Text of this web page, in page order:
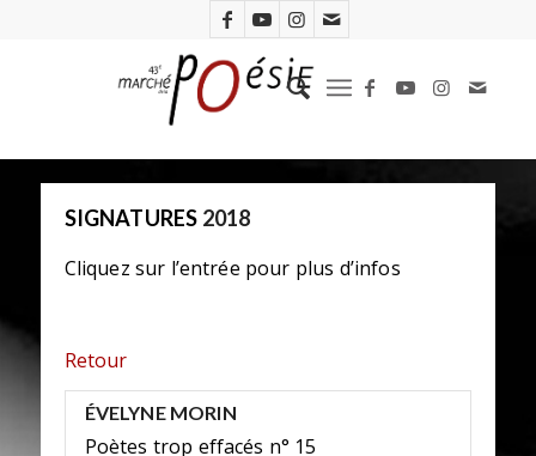
SIGNATURES 2018
Cliquez sur l’entrée pour plus d’infos
Retour
ÉVELYNE MORIN
Poètes trop effacés n° 15